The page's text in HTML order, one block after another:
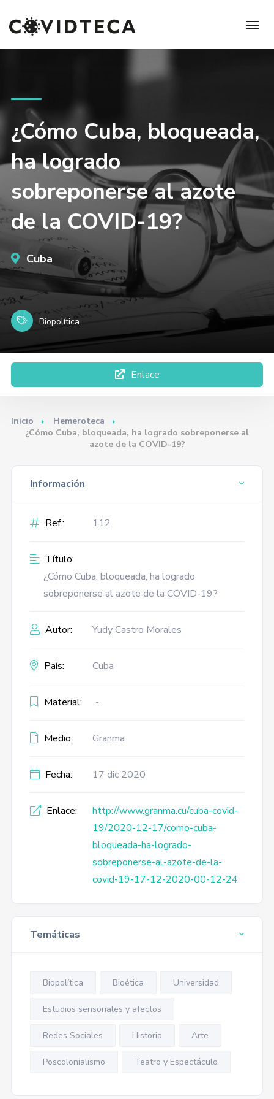
¿Cómo Cuba, bloqueada,
ha logrado
sobreponerse al azote
de la COVID-19?
Cuba
Biopolítica
Enlace
Inicio
Hemeroteca
¿Cómo Cuba, bloqueada, ha logrado sobreponerse al
azote de la COVID-19?
Información
Ref.: 112
Título:
¿Cómo Cuba, bloqueada, ha logrado
sobreponerse al azote de la COVID-19?
Autor: Yudy Castro Morales
País: Cuba
Material: -
Medio: Granma
Fecha: 17 dic 2020
Enlace:
http://www.granma.cu/cuba-covid-
19/2020-12-17/como-cuba-
bloqueada-ha-logrado-
sobreponerse-al-azote-de-la-
covid-19-17-12-2020-00-12-24
Temáticas
Biopolítica Bioética Universidad
Estudios sensoriales y afectos
Redes Sociales Historia Arte
Poscolonialismo Teatro y Espectáculo